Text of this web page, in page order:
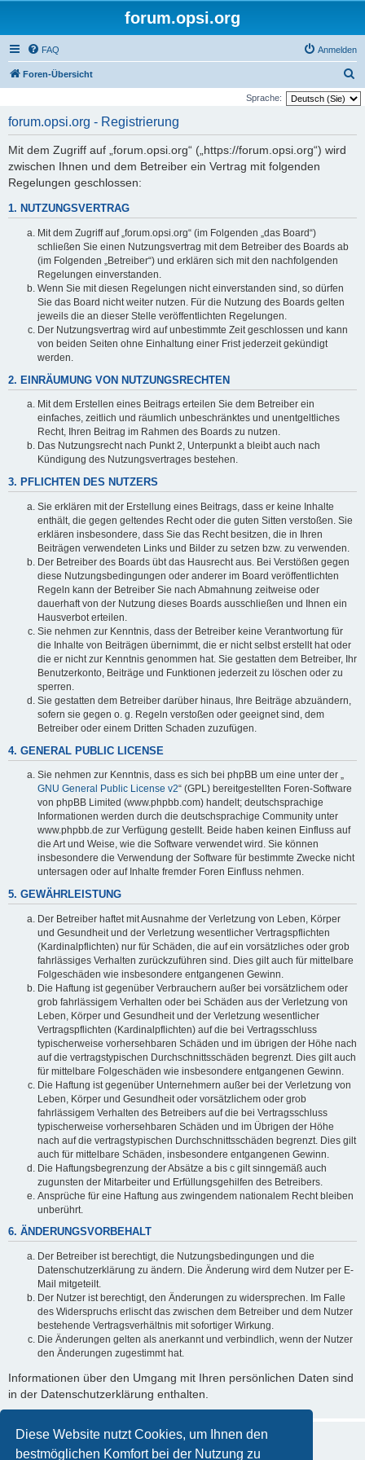
Diese Website nutzt Cookies, um Ihnen den
bestmöglichen Komfort bei der Nutzung zu
forum.opsi.org
FAQ Anmelden
Foren-Übersicht
u
Sprache:
forum.opsi.org - Registrierung
Mit dem Zugriff auf „forum.opsi.org“ („https://forum.opsi.org“) wird
zwischen Ihnen und dem Betreiber ein Vertrag mit folgenden
Regelungen geschlossen:
1. NUTZUNGSVERTRAG
Mit dem Zugriff auf „forum.opsi.org“ (im Folgenden „das Board“)
schließen Sie einen Nutzungsvertrag mit dem Betreiber des Boards ab
(im Folgenden „Betreiber“) und erklären sich mit den nachfolgenden
Regelungen einverstanden.
Wenn Sie mit diesen Regelungen nicht einverstanden sind, so dürfen
Sie das Board nicht weiter nutzen. Für die Nutzung des Boards gelten
jeweils die an dieser Stelle veröffentlichten Regelungen.
Der Nutzungsvertrag wird auf unbestimmte Zeit geschlossen und kann
von beiden Seiten ohne Einhaltung einer Frist jederzeit gekündigt
werden.
2. EINRÄUMUNG VON NUTZUNGSRECHTEN
Mit dem Erstellen eines Beitrags erteilen Sie dem Betreiber ein
einfaches, zeitlich und räumlich unbeschränktes und unentgeltliches
Recht, Ihren Beitrag im Rahmen des Boards zu nutzen.
Das Nutzungsrecht nach Punkt 2, Unterpunkt a bleibt auch nach
Kündigung des Nutzungsvertrages bestehen.
3. PFLICHTEN DES NUTZERS
Sie erklären mit der Erstellung eines Beitrags, dass er keine Inhalte
enthält, die gegen geltendes Recht oder die guten Sitten verstoßen. Sie
erklären insbesondere, dass Sie das Recht besitzen, die in Ihren
Beiträgen verwendeten Links und Bilder zu setzen bzw. zu verwenden.
Der Betreiber des Boards übt das Hausrecht aus. Bei Verstößen gegen
diese Nutzungsbedingungen oder anderer im Board veröffentlichten
Regeln kann der Betreiber Sie nach Abmahnung zeitweise oder
dauerhaft von der Nutzung dieses Boards ausschließen und Ihnen ein
Hausverbot erteilen.
Sie nehmen zur Kenntnis, dass der Betreiber keine Verantwortung für
die Inhalte von Beiträgen übernimmt, die er nicht selbst erstellt hat oder
die er nicht zur Kenntnis genommen hat. Sie gestatten dem Betreiber, Ihr
Benutzerkonto, Beiträge und Funktionen jederzeit zu löschen oder zu
sperren.
Sie gestatten dem Betreiber darüber hinaus, Ihre Beiträge abzuändern,
sofern sie gegen o. g. Regeln verstoßen oder geeignet sind, dem
Betreiber oder einem Dritten Schaden zuzufügen.
4. GENERAL PUBLIC LICENSE
Sie nehmen zur Kenntnis, dass es sich bei phpBB um eine unter der „
GNU General Public License v2“ (GPL) bereitgestellten Foren-Software
von phpBB Limited (www.phpbb.com) handelt; deutschsprachige
Informationen werden durch die deutschsprachige Community unter
www.phpbb.de zur Verfügung gestellt. Beide haben keinen Einfluss auf
die Art und Weise, wie die Software verwendet wird. Sie können
insbesondere die Verwendung der Software für bestimmte Zwecke nicht
untersagen oder auf Inhalte fremder Foren Einfluss nehmen.
5. GEWÄHRLEISTUNG
Der Betreiber haftet mit Ausnahme der Verletzung von Leben, Körper
und Gesundheit und der Verletzung wesentlicher Vertragspflichten
(Kardinalpflichten) nur für Schäden, die auf ein vorsätzliches oder grob
fahrlässiges Verhalten zurückzuführen sind. Dies gilt auch für mittelbare
Folgeschäden wie insbesondere entgangenen Gewinn.
Die Haftung ist gegenüber Verbrauchern außer bei vorsätzlichem oder
grob fahrlässigem Verhalten oder bei Schäden aus der Verletzung von
Leben, Körper und Gesundheit und der Verletzung wesentlicher
Vertragspflichten (Kardinalpflichten) auf die bei Vertragsschluss
typischerweise vorhersehbaren Schäden und im übrigen der Höhe nach
auf die vertragstypischen Durchschnittsschäden begrenzt. Dies gilt auch
für mittelbare Folgeschäden wie insbesondere entgangenen Gewinn.
Die Haftung ist gegenüber Unternehmern außer bei der Verletzung von
Leben, Körper und Gesundheit oder vorsätzlichem oder grob
fahrlässigem Verhalten des Betreibers auf die bei Vertragsschluss
typischerweise vorhersehbaren Schäden und im Übrigen der Höhe
nach auf die vertragstypischen Durchschnittsschäden begrenzt. Dies gilt
auch für mittelbare Schäden, insbesondere entgangenen Gewinn.
Die Haftungsbegrenzung der Absätze a bis c gilt sinngemäß auch
zugunsten der Mitarbeiter und Erfüllungsgehilfen des Betreibers.
Ansprüche für eine Haftung aus zwingendem nationalem Recht bleiben
unberührt.
6. ÄNDERUNGSVORBEHALT
Der Betreiber ist berechtigt, die Nutzungsbedingungen und die
Datenschutzerklärung zu ändern. Die Änderung wird dem Nutzer per E-
Mail mitgeteilt.
Der Nutzer ist berechtigt, den Änderungen zu widersprechen. Im Falle
des Widerspruchs erlischt das zwischen dem Betreiber und dem Nutzer
bestehende Vertragsverhältnis mit sofortiger Wirkung.
Die Änderungen gelten als anerkannt und verbindlich, wenn der Nutzer
den Änderungen zugestimmt hat.
Informationen über den Umgang mit Ihren persönlichen Daten sind
in der Datenschutzerklärung enthalten.